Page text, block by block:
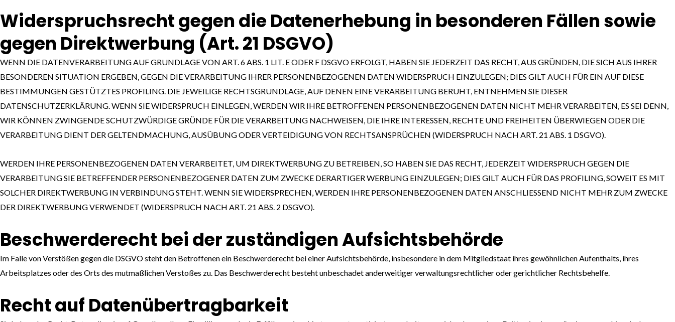
Widerspruchsrecht gegen die Datenerhebung in besonderen Fällen sowie
gegen Direktwerbung (Art. 21 DSGVO)
WENN DIE DATENVERARBEITUNG AUF GRUNDLAGE VON ART. 6 ABS. 1 LIT. E ODER F DSGVO ERFOLGT, HABEN SIE JEDERZEIT DAS RECHT, AUS GRÜNDEN, DIE SICH AUS IHRER
BESONDEREN SITUATION ERGEBEN, GEGEN DIE VERARBEITUNG IHRER PERSONENBEZOGENEN DATEN WIDERSPRUCH EINZULEGEN; DIES GILT AUCH FÜR EIN AUF DIESE
BESTIMMUNGEN GESTÜTZTES PROFILING. DIE JEWEILIGE RECHTSGRUNDLAGE, AUF DENEN EINE VERARBEITUNG BERUHT, ENTNEHMEN SIE DIESER
DATENSCHUTZERKLÄRUNG. WENN SIE WIDERSPRUCH EINLEGEN, WERDEN WIR IHRE BETROFFENEN PERSONENBEZOGENEN DATEN NICHT MEHR VERARBEITEN, ES SEI DENN,
WIR KÖNNEN ZWINGENDE SCHUTZWÜRDIGE GRÜNDE FÜR DIE VERARBEITUNG NACHWEISEN, DIE IHRE INTERESSEN, RECHTE UND FREIHEITEN ÜBERWIEGEN ODER DIE
VERARBEITUNG DIENT DER GELTENDMACHUNG, AUSÜBUNG ODER VERTEIDIGUNG VON RECHTSANSPRÜCHEN (WIDERSPRUCH NACH ART. 21 ABS. 1 DSGVO).
WERDEN IHRE PERSONENBEZOGENEN DATEN VERARBEITET, UM DIREKTWERBUNG ZU BETREIBEN, SO HABEN SIE DAS RECHT, JEDERZEIT WIDERSPRUCH GEGEN DIE
VERARBEITUNG SIE BETREFFENDER PERSONENBEZOGENER DATEN ZUM ZWECKE DERARTIGER WERBUNG EINZULEGEN; DIES GILT AUCH FÜR DAS PROFILING, SOWEIT ES MIT
SOLCHER DIREKTWERBUNG IN VERBINDUNG STEHT. WENN SIE WIDERSPRECHEN, WERDEN IHRE PERSONENBEZOGENEN DATEN ANSCHLIESSEND NICHT MEHR ZUM ZWECKE
DER DIREKTWERBUNG VERWENDET (WIDERSPRUCH NACH ART. 21 ABS. 2 DSGVO).
Beschwerde­recht bei der zuständigen Aufsichts­behörde
Im Falle von Verstößen gegen die DSGVO steht den Betroffenen ein Beschwerderecht bei einer Aufsichtsbehörde, insbesondere in dem Mitgliedstaat ihres gewöhnlichen Aufenthalts, ihres
Arbeitsplatzes oder des Orts des mutmaßlichen Verstoßes zu. Das Beschwerderecht besteht unbeschadet anderweitiger verwaltungsrechtlicher oder gerichtlicher Rechtsbehelfe.
Recht auf Daten­übertrag­barkeit